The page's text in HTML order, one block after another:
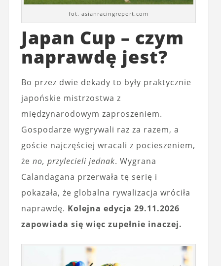
fot. asianracingreport.com
Japan Cup – czym
naprawdę jest?
Bo przez dwie dekady to były praktycznie
japońskie mistrzostwa z
międzynarodowym zaproszeniem.
Gospodarze wygrywali raz za razem, a
goście najczęściej wracali z pocieszeniem,
że no, przylecieli jednak. Wygrana
Calandagana przerwała tę serię i
pokazała, że globalna rywalizacja wróciła
naprawdę. Kolejna edycja 29.11.2026
zapowiada się więc zupełnie inaczej.